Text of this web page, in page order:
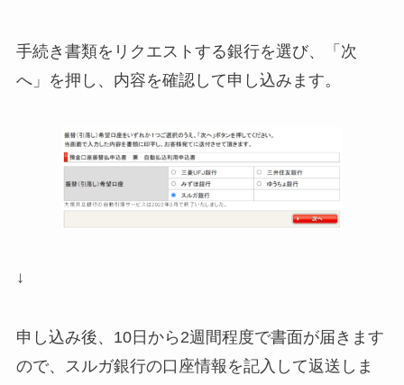
手続き書類をリクエストする銀行を選び、「次
へ」を押し、内容を確認して申し込みます。
↓
申し込み後、10日から2週間程度で書面が届きます
ので、スルガ銀行の口座情報を記入して返送しま